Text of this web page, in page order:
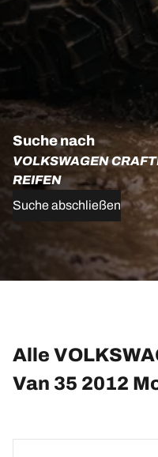
Suche nach
VOLKSWAGEN
REIFEN
Suche abschließen
Alle
Van 35 2012